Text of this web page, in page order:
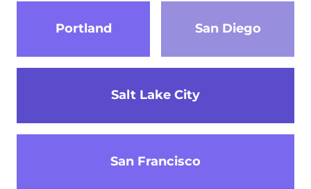
Portland
Salt Lake City
San Diego
San Francisco